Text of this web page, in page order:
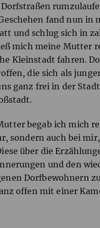
fand nun in
und schlug sich in
mich meine Mutter
Kleinstadt fahren.
die sich als
ganz frei in der
begab ich mich
sondern auch bei
über die
und den
Dorfbewohnern
offen mit einer